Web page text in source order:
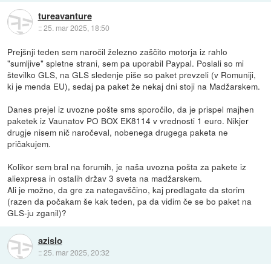
tureavanture
::25. mar 2025, 18:50
Prejšnji teden sem naročil železno zaščito motorja iz rahlo
"sumljive" spletne strani, sem pa uporabil Paypal. Poslali so mi
številko GLS, na GLS sledenje piše so paket prevzeli (v Romuniji,
ki je menda EU), sedaj pa paket že nekaj dni stoji na Madžarskem.
Danes prejel iz uvozne pošte sms sporočilo, da je prispel majhen
paketek iz Vaunatov PO BOX EK8114 v vrednosti 1 euro. Nikjer
drugje nisem nič naročeval, nobenega drugega paketa ne
pričakujem.
Kolikor sem bral na forumih, je naša uvozna pošta za pakete iz
aliexpresa in ostalih držav 3 sveta na madžarskem.
Ali je možno, da gre za nategavščino, kaj predlagate da storim
(razen da počakam še kak teden, pa da vidim če se bo paket na
GLS-ju zganil)?
azislo
::25. mar 2025, 20:32